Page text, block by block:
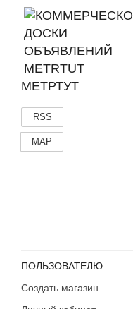
МЕТРТУТ
RSS
MAP
ПОЛЬЗОВАТЕЛЮ
Создать магазин